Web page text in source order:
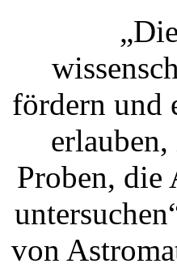
fördern und
Proben, die
von